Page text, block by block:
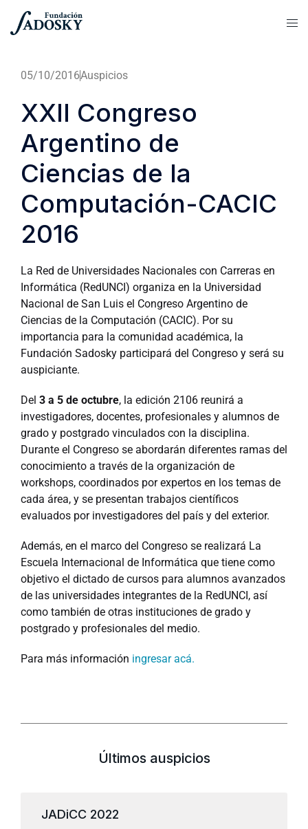
05/10/2016Auspicios
XXII Congreso
Argentino de
Ciencias de la
Computación-CACIC
2016
La Red de Universidades Nacionales con Carreras en
Informática (RedUNCI) organiza en la Universidad
Nacional de San Luis el Congreso Argentino de
Ciencias de la Computación (CACIC). Por su
importancia para la comunidad académica, la
Fundación Sadosky participará del Congreso y será su
auspiciante.
Del 3 a 5 de octubre, la edición 2106 reunirá a
investigadores, docentes, profesionales y alumnos de
grado y postgrado vinculados con la disciplina.
Durante el Congreso se abordarán diferentes ramas del
conocimiento a través de la organización de
workshops, coordinados por expertos en los temas de
cada área, y se presentan trabajos científicos
evaluados por investigadores del país y del exterior.
Además, en el marco del Congreso se realizará La
Escuela Internacional de Informática que tiene como
objetivo el dictado de cursos para alumnos avanzados
de las universidades integrantes de la RedUNCI, así
como también de otras instituciones de grado y
postgrado y profesionales del medio.
Para más información ingresar acá.
Últimos auspicios
JADiCC 2022